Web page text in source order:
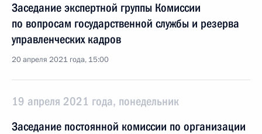
Заседание экспертной группы Комиссии
по вопросам государственной службы и резерва
управленческих кадров
20 апреля 2021 года, 15:00
19 апреля 2021 года, понедельник
Заседание постоянной комиссии по организации